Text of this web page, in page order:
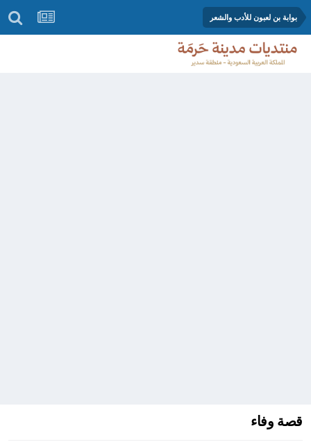
بوابة بن لعبون للأدب والشعر
قصة وفاء